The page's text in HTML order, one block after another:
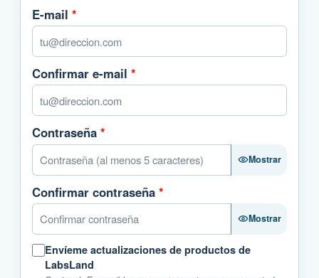
E-mail *
Confirmar e-mail *
Contraseña *
Mostrar
Confirmar contraseña *
Mostrar
Envíeme actualizaciones de productos de
LabsLand